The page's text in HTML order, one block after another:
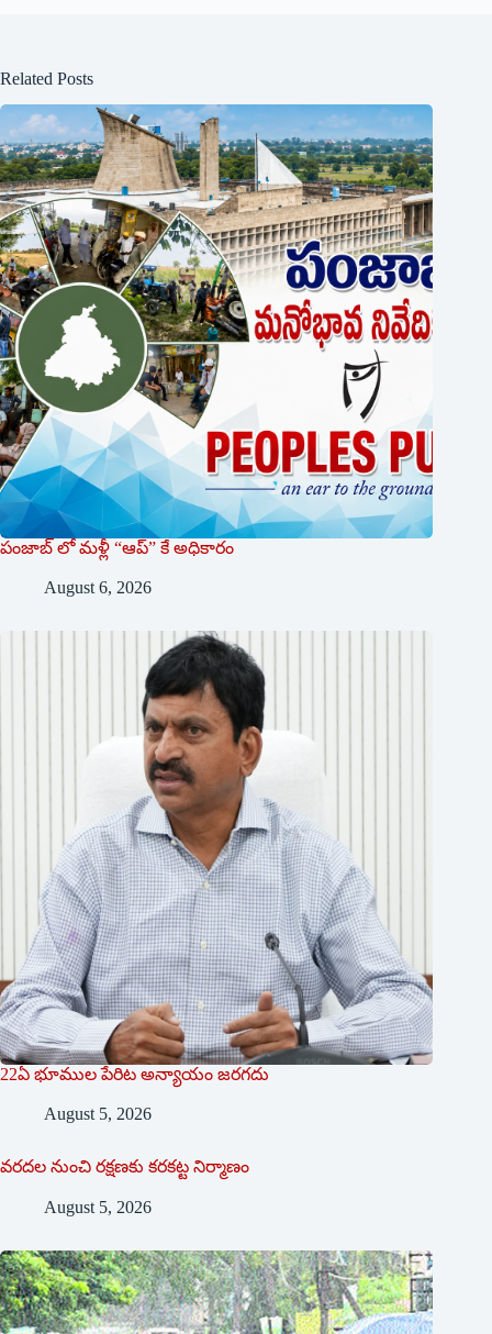
Related Posts
పంజాబ్ లో మళ్లీ “ఆప్” కే అధికారం
August 6, 2026
22ఏ భూముల పేరిట అన్యాయం జరగదు
August 5, 2026
వరదల నుంచి రక్షణకు కరకట్ట నిర్మాణం
August 5, 2026